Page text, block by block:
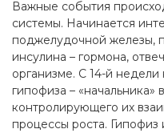
Важные события
системы. Начинается
поджелудочной железы,
инсулина – гормона,
организме. С 14-й
гипофиза – «начальника»
контролирующего их
процессы роста.